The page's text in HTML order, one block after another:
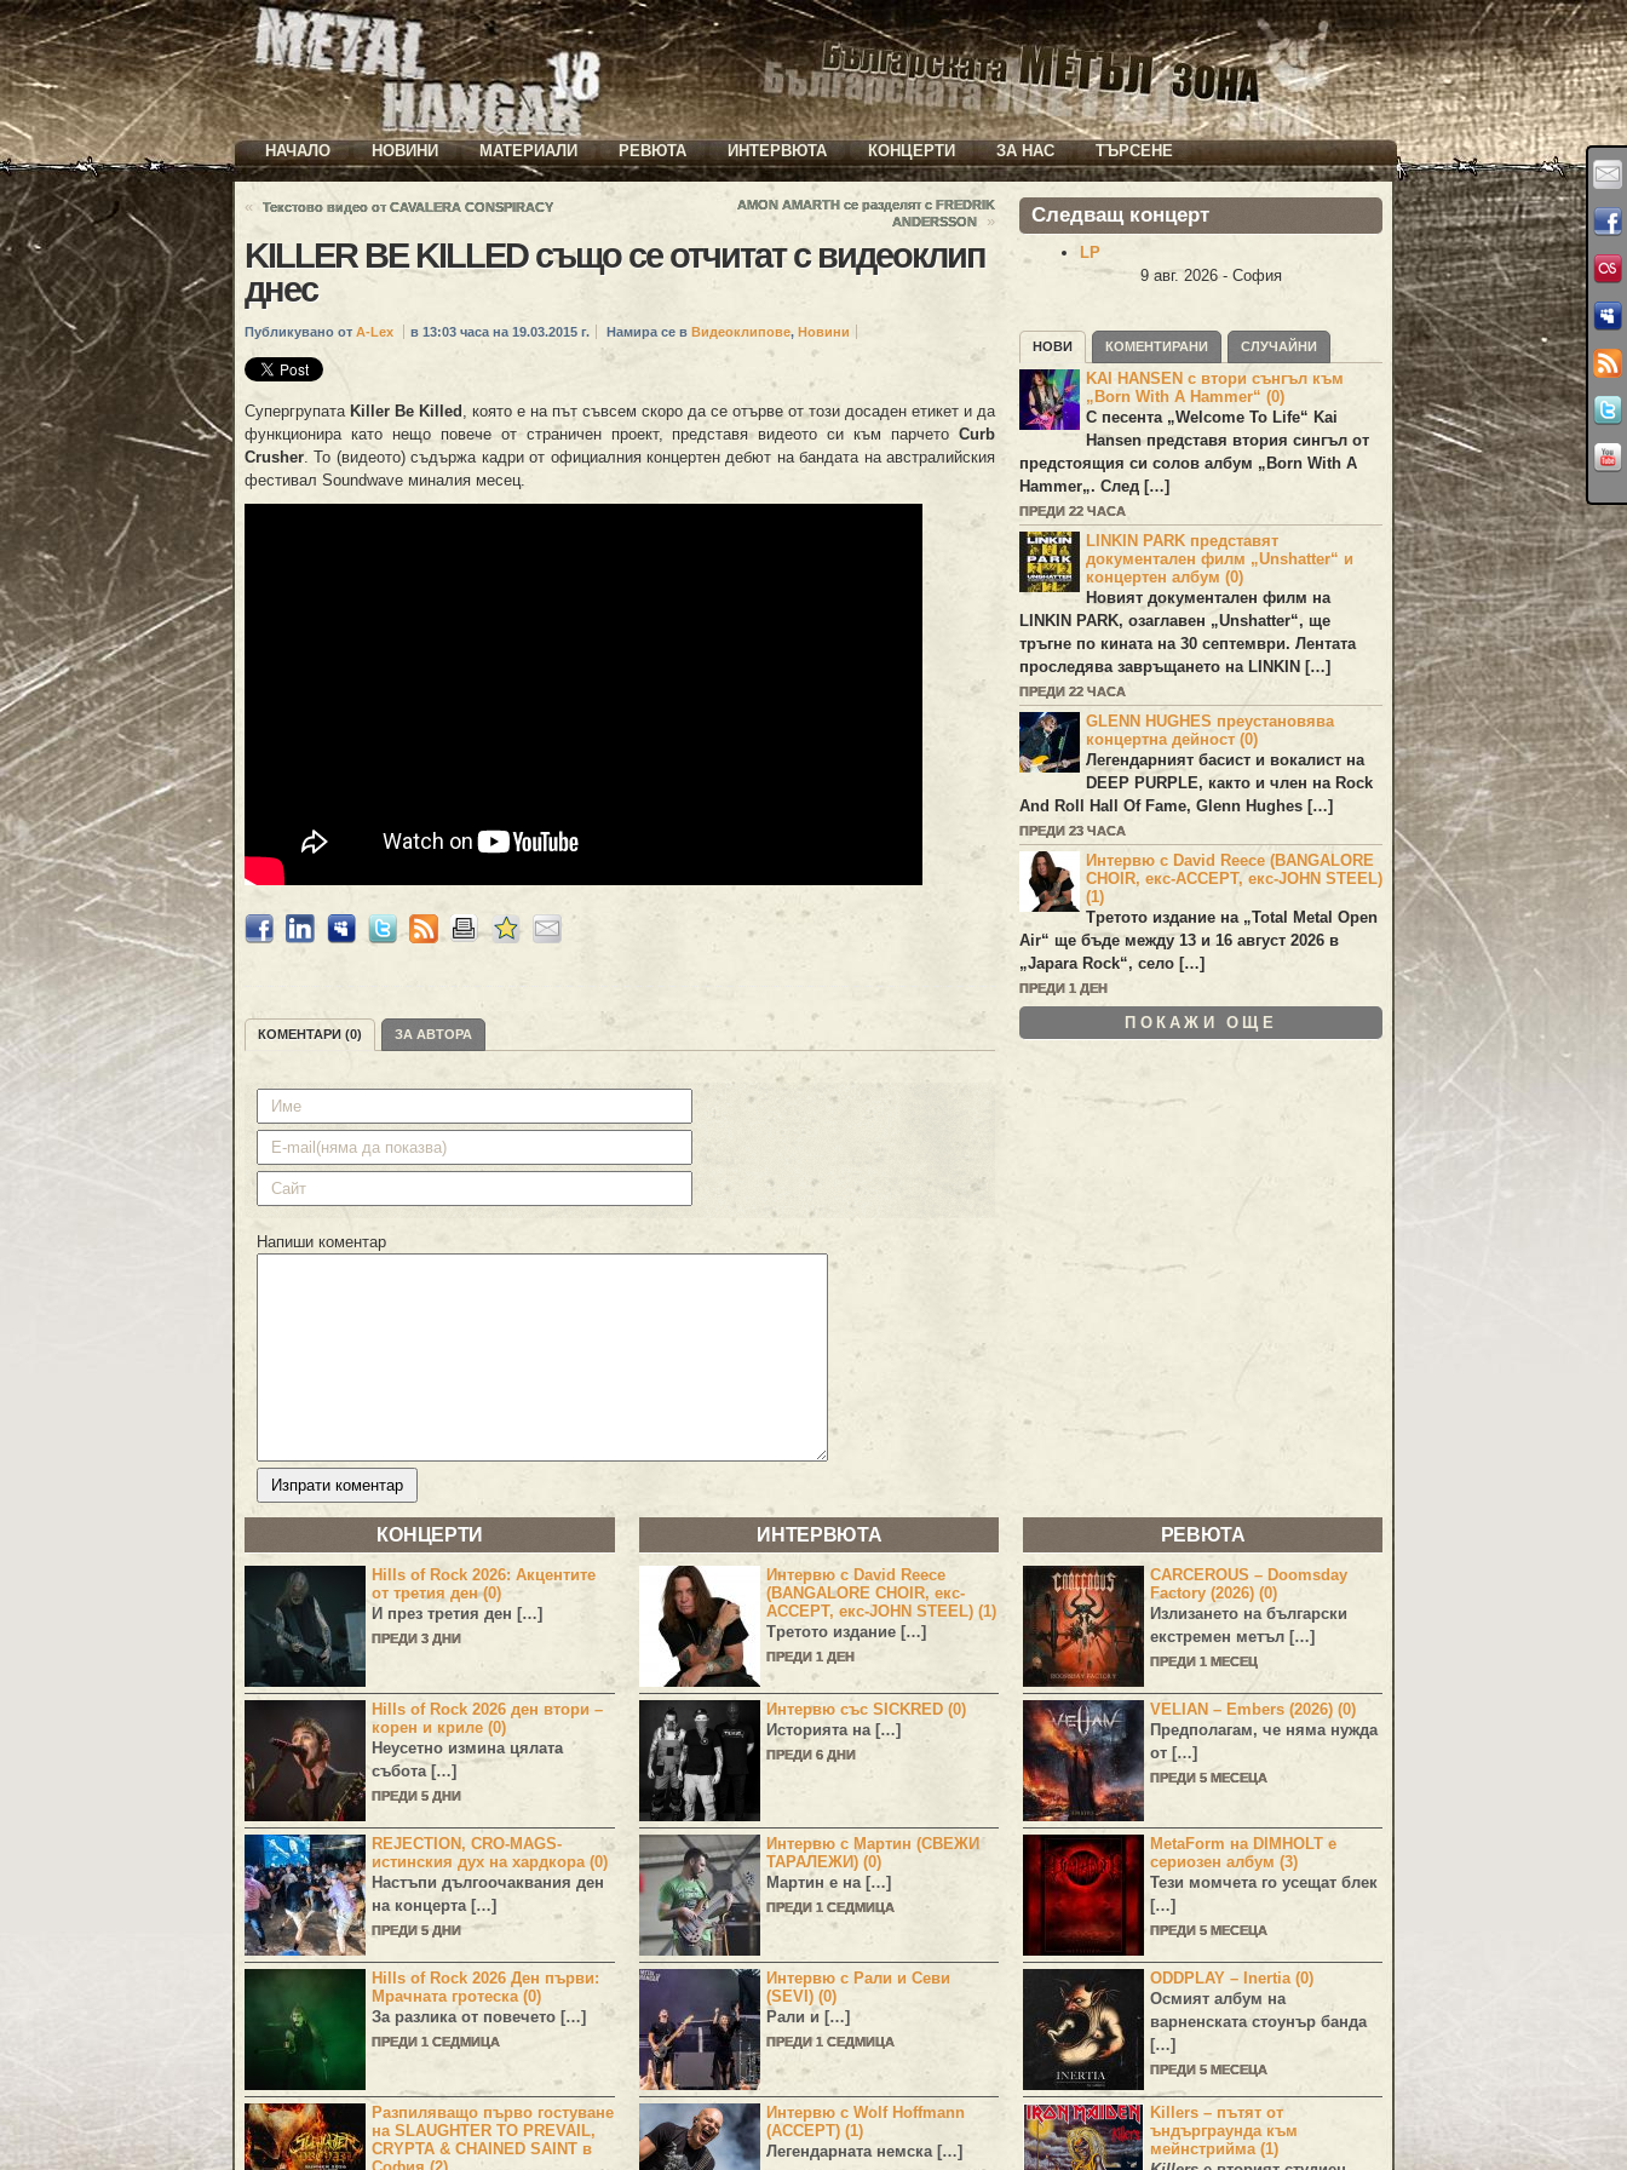
НАЧАЛО НОВИНИ МАТЕРИАЛИ РЕВЮТА ИНТЕРВЮТА КОНЦЕРТИ ЗА НАС ТЪРСЕНЕ
« Текстово видео от CAVALERA CONSPIRACY
AMON AMARTH се разделят с FREDRIK
ANDERSSON
»
KILLER BE KILLED също се отчитат с видеоклип
днес
Публикувано от A-Lex в 13:03 часа на 19.03.2015 г. Намира се в Видеоклипове, Новини
Супергрупата Killer Be Killed
, която е на път съвсем скоро да се отърве от този досаден етикет и да
функционира като нещо повече от страничен проект, представя видеото си към парчето Curb
Crusher . То (видеото) съдържа кадри от официалния концертен дебют на бандата на австралийския
фестивал Soundwave миналия месец.
КОМЕНТАРИ (0) ЗА АВТОРА
Напиши коментар
Следващ концерт
LP
9 авг. 2026 - София
НОВИ КОМЕНТИРАНИ СЛУЧАЙНИ
KAI HANSEN с втори сънгъл към
„Born With A Hammer“ (0)
С песента „Welcome To Life“ Kai
Hansenпредставя втория сингъл от
предстоящия си солов албум „ Born With A
Hammer„. След […]
ПРЕДИ 22 ЧАСА
LINKIN PARK представят
документален филм „Unshatter“ и
концертен албум (0)
Новият документален филм на
LINKIN PARK, озаглавен „Unshatter“, ще
тръгне по кината на 30 септември. Лентата
проследява завръщането наLINKIN […]
ПРЕДИ 22 ЧАСА
GLENN HUGHES преустановява
концертна дейност (0)
Легендарният басист и вокалист на
DEEP PURPLE, както и член на Rock
And Roll Hall Of Fame, Glenn Hughes […]
ПРЕДИ 23 ЧАСА
Интервю с David Reece (BANGALORE
CHOIR, екс-ACCEPT, екс-JOHN STEEL)
(1)
Третото издание на „Total Metal Open
Air“ ще бъде между 13 и 16 август 2026 в
„Japara Rock“, село […]
ПРЕДИ 1 ДЕН
ПОКАЖИ ОЩЕ
КОНЦЕРТИ
Hills of Rock 2026: Акцентите
от третия ден (0)
И през третия ден […]
ПРЕДИ 3 ДНИ
Hills of Rock 2026 ден втори –
корен и криле (0)
Неусетно измина цялата
събота […]
ПРЕДИ 5 ДНИ
REJECTION, CRO-MAGS-
истинския дух на хардкора (0)
Настъпи дългоочаквания ден
на концерта […]
ПРЕДИ 5 ДНИ
Hills of Rock 2026 Ден първи:
Мрачната гротеска (0)
За разлика от повечето […]
ПРЕДИ 1 СЕДМИЦА
Разпиляващо първо гостуване
на SLAUGHTER TO PREVAIL,
CRYPTA & CHAINED SAINT в
ИНТЕРВЮТА
Интервю с David Reece
(BANGALORE CHOIR, екс-
ACCEPT, екс-JOHN STEEL) (1)
Третото издание […]
ПРЕДИ 1 ДЕН
Интервю със SICKRED (0)
Историята на […]
ПРЕДИ 6 ДНИ
Интервю с Мартин (СВЕЖИ
ТАРАЛЕЖИ) (0)
Мартин е на […]
ПРЕДИ 1 СЕДМИЦА
Интервю с Рали и Севи
(SEVI) (0)
Рали и […]
ПРЕДИ 1 СЕДМИЦА
Интервю с Wolf Hoffmann
(ACCEPT) (1)
Легендарната немска […]
РЕВЮТА
CARCEROUS – Doomsday
Factory (2026) (0)
Излизането на български
екстремен метъл […]
ПРЕДИ 1 МЕСЕЦ
VELIAN – Embers (2026) (0)
Предполагам, че няма нужда
от […]
ПРЕДИ 5 МЕСЕЦА
MetaForm на DIMHOLT е
сериозен албум (3)
Тези момчета го усещат блек
[…]
ПРЕДИ 5 МЕСЕЦА
ODDPLAY – Inertia (0)
Осмият албум на
варненската стоунър банда
[…]
ПРЕДИ 5 МЕСЕЦА
Killers – пътят от
ъндърграунда към
мейнстрийма (1)